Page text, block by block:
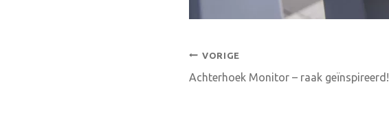
Bericht
navigatie
VORIGE
Achterhoek Monitor – raak geïnspireerd!